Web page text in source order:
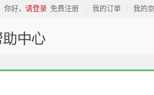
你好， 请登录 免费注册 我的订单 我的